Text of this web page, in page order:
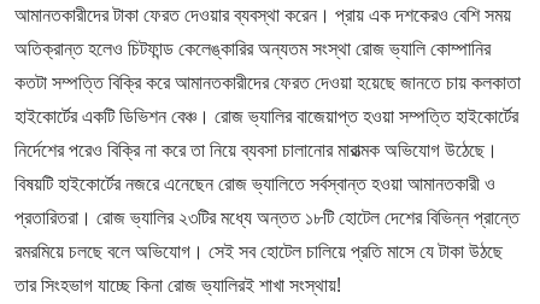
আমানতকারীদের টাকা ফেরত দেওয়ার ব্যবস্থা করেন। প্রায় এক দশকেরও বেশি সময়
অতিক্রান্ত হলেও চিটফান্ড কেলেঙ্কারির অন্যতম সংস্থা রোজ ভ্যালি কোম্পানির
কতটা সম্পত্তি বিক্রি করে আমানতকারীদের ফেরত দেওয়া হয়েছে জানতে চায় কলকাতা
হাইকোর্টের একটি ডিভিশন বেঞ্চ। রোজ ভ্যালির বাজেয়াপ্ত হওয়া সম্পত্তি হাইকোর্টের
নির্দেশের পরেও বিক্রি না করে তা নিয়ে ব্যবসা চালানোর মারাত্মক অভিযোগ উঠেছে।
বিষয়টি হাইকোর্টের নজরে এনেছেন রোজ ভ্যালিতে সর্বস্বান্ত হওয়া আমানতকারী ও
প্রতারিতরা। রোজ ভ্যালির ২৩টির মধ্যে অন্তত ১৮টি হোটেল দেশের বিভিন্ন প্রান্তে
রমরমিয়ে চলছে বলে অভিযোগ। সেই সব হোটেল চালিয়ে প্রতি মাসে যে টাকা উঠছে
তার সিংহভাগ যাচ্ছে কিনা রোজ ভ্যালিরই শাখা সংস্থায়!